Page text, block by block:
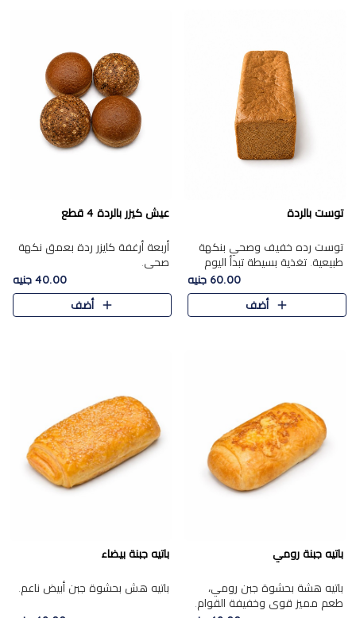
توست بالردة
توست رده خفيف وصحي بنكهة
طبيعية. تغذية بسيطة تبدأ اليوم
60.00 جنيه
أضف
عيش كيزر بالردة 4 قطع
أربعة أرغفة كايزر ردة بعمق نكهة
صحي.
40.00 جنيه
أضف
باتيه جبنة رومي
باتيه هشة بحشوة جبن رومي،
طعم مميز قوي وخفيفة القوام.
باتيه جبنة بيضاء
باتيه هش بحشوة جبن أبيض ناعم.